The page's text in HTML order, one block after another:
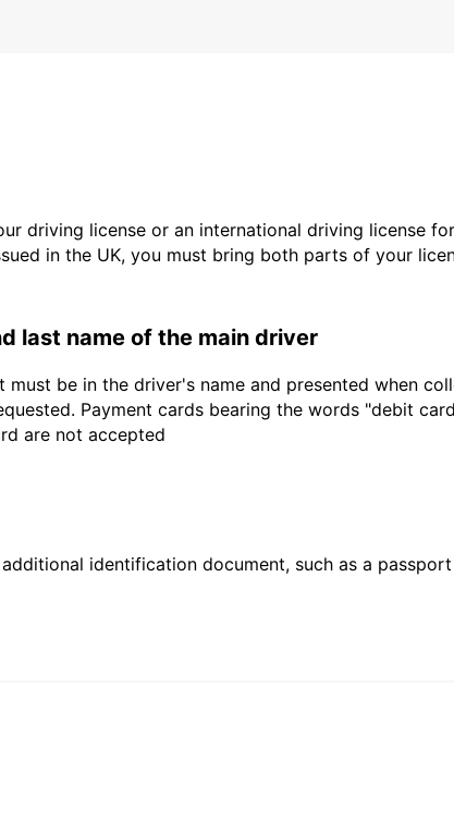
driving license or an international driving license
in the UK, you must bring both parts of your
last name of the main driver
be in the driver's name and presented when
Payment cards bearing the words "debit
are not accepted
identification document, such as a